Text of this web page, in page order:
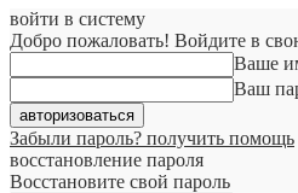
войти в систему
Добро пожаловать! Войдите в
Ваше
Ваш
Забыли пароль? получить помощь
восстановление пароля
Восстановите свой пароль